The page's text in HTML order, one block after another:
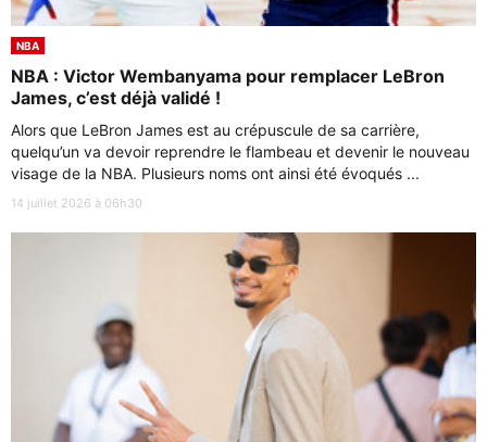
NBA
NBA : Victor Wembanyama pour remplacer LeBron
James, c’est déjà validé !
Alors que LeBron James est au crépuscule de sa carrière,
quelqu’un va devoir reprendre le flambeau et devenir le nouveau
visage de la NBA. Plusieurs noms ont ainsi été évoqués ...
14 juillet 2026 à 06h30